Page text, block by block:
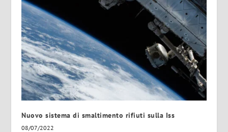
Nuovo sistema di smaltimento rifiuti sulla Iss
08/07/2022